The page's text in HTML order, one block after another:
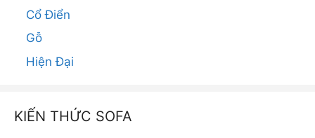
Cổ Điển
Gỗ
Hiện Đại
KIẾN THỨC SOFA